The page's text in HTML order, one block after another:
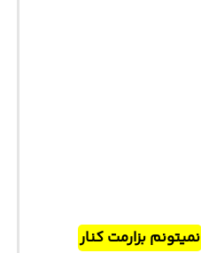
نمیتونم بزارمت کنار